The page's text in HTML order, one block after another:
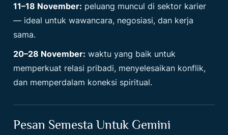
11–18 November: peluang muncul di sektor karier
— ideal untuk wawancara, negosiasi, dan kerja
sama.
20–28 November: waktu yang baik untuk
memperkuat relasi pribadi, menyelesaikan konflik,
dan memperdalam koneksi spiritual.
Pesan Semesta Untuk Gemini